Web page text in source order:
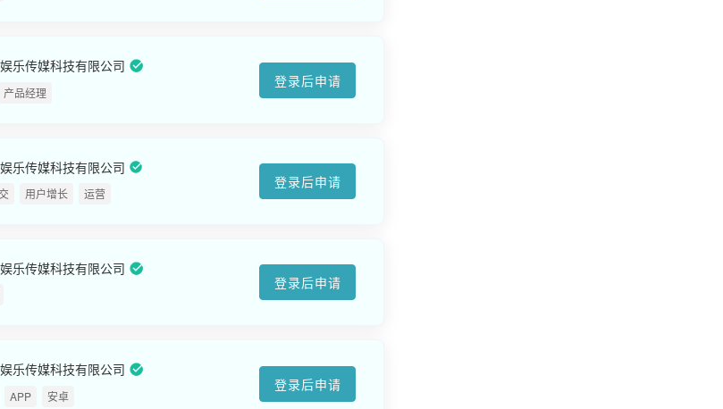
乐传媒科技有限公司
产品经理
登录后申请
乐传媒科技有限公司
用户增长 运营
登录后申请
乐传媒科技有限公司
登录后申请
乐传媒科技有限公司
APP 安卓
登录后申请